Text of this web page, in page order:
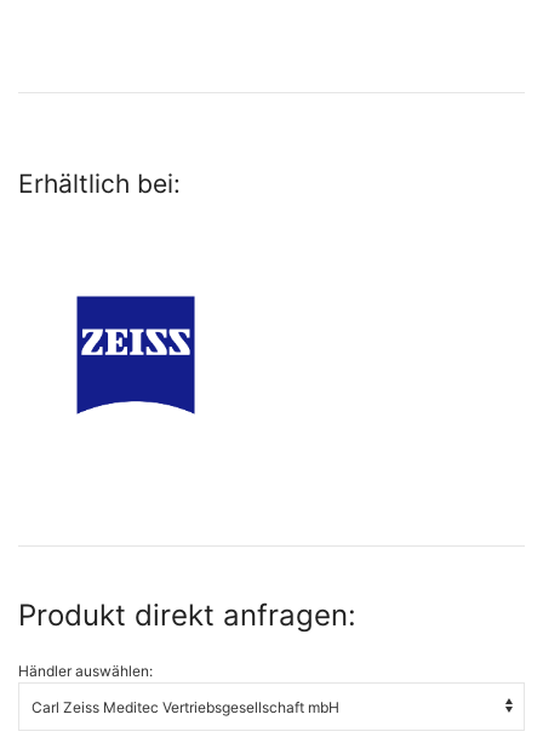
Erhältlich bei:
Produkt direkt anfragen:
Händler auswählen: